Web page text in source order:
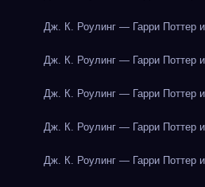
Дж. К. Роулинг — Гарри Поттер
Дж. К. Роулинг — Гарри Поттер
Дж. К. Роулинг — Гарри Поттер
Дж. К. Роулинг — Гарри Поттер
Дж. К. Роулинг — Гарри Поттер